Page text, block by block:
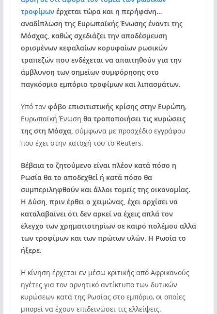
τροφίμωνέρχεται τώρα και η περήφανη…
αναδίπλωση της Ευρωπαϊκής Ένωσης έναντι της
Μόσχας, καθώς σχεδιάζει την αποδέσμευση
ορισμένων κεφαλαίων κορυφαίων ρωσικών
τραπεζών που ενδέχεται να απαιτηθούν για την
άμβλυνση των σημείων συμφόρησης στο
παγκόσμιο εμπόριο τροφίμων και λιπασμάτων.
Υπό τον φόβο επισιτιστικής κρίσης στην Ευρώπη,
Ευρωπαϊκή Ένωση θα τροποποιήσει τις κυρώσεις
της στη Μόσχα, σύμφωνα με προσχέδιο εγγράφου
που έχει στην κατοχή του το Reuters.
Βέβαια το ζητούμενο είναι πλέον κατά πόσο η
Ρωσία θα το αποδεχθεί ή κατά πόσο θα
συμπεριληφθούν και άλλοι τομείς της οικονομίας.
Η Δύση, πριν έρθει ο χειμώνας, έχει αρχίσει να
καταλαβαίνει ότι δεν αρκεί να έχεις απλά τον
έλεγχο των χρηματιστηρίων σε καιρό πολέμου αλλά
των τροφίμων και των πρώτων υλών. Η Ρωσία το
ήξερε.
Η κίνηση έρχεται εν μέσω κριτικής από Aφρικανούς
ηγέτες για τον αρνητικό αντίκτυπο των δυτικών
κυρώσεων κατά της Ρωσίας στο εμπόριο, οι οποίες
μπορεί να έχουν επιδεινώσει τις ελλείψεις.